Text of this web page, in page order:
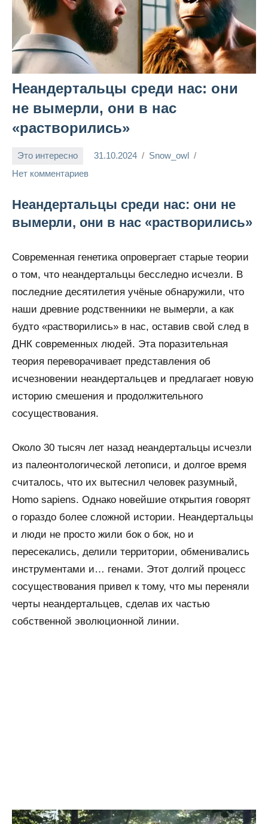
Неандертальцы среди нас: они
не вымерли, они в нас
«растворились»
Это интересно 31.10.2024
Snow_owl
Нет комментариев
Неандертальцы среди нас: они не
вымерли, они в нас «растворились»
Современная генетика опровергает старые теории
о том, что неандертальцы бесследно исчезли. В
последние десятилетия учёные обнаружили, что
наши древние родственники не вымерли, а как
будто «растворились» в нас, оставив свой след в
ДНК современных людей. Эта поразительная
теория переворачивает представления об
исчезновении неандертальцев и предлагает новую
историю смешения и продолжительного
сосуществования.
Около 30 тысяч лет назад неандертальцы исчезли
из палеонтологической летописи, и долгое время
считалось, что их вытеснил человек разумный,
Homo sapiens. Однако новейшие открытия говорят
о гораздо более сложной истории. Неандертальцы
и люди не просто жили бок о бок, но и
пересекались, делили территории, обменивались
инструментами и… генами. Этот долгий процесс
сосуществования привел к тому, что мы переняли
черты неандертальцев, сделав их частью
собственной эволюционной линии.